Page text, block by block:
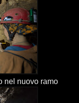
nel nuovo ramo